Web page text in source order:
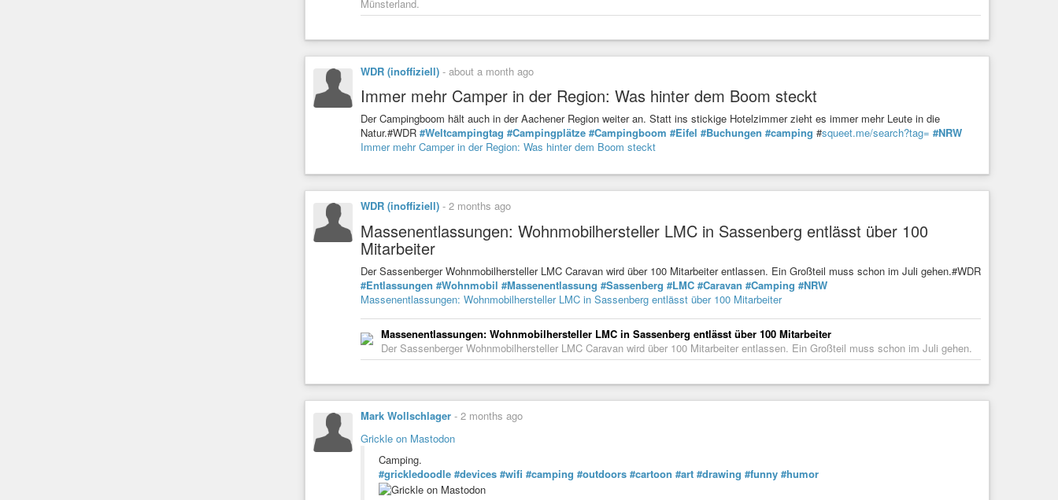
Münsterland.
WDR (inoffiziell) - about a month ago
Immer mehr Camper in der Region: Was hinter dem Boom steckt
Der Campingboom hält auch in der Aachener Region weiter an. Statt ins stickige Hotelzimmer zieht es immer mehr Leute in die
Natur.#WDR #Weltcampingtag #Campingplätze #Campingboom #Eifel #Buchungen #camping #squeet.me/search?tag= #NRW
Immer mehr Camper in der Region: Was hinter dem Boom steckt
WDR (inoffiziell) - 2 months ago
Massenentlassungen: Wohnmobilhersteller LMC in Sassenberg entlässt über 100
Mitarbeiter
Der Sassenberger Wohnmobilhersteller LMC Caravan wird über 100 Mitarbeiter entlassen. Ein Großteil muss schon im Juli gehen.#WDR
#Entlassungen #Wohnmobil #Massenentlassung #Sassenberg #LMC #Caravan #Camping #NRW
Massenentlassungen: Wohnmobilhersteller LMC in Sassenberg entlässt über 100 Mitarbeiter
Massenentlassungen: Wohnmobilhersteller LMC in Sassenberg entlässt über 100 Mitarbeiter
Der Sassenberger Wohnmobilhersteller LMC Caravan wird über 100 Mitarbeiter entlassen. Ein Großteil muss schon im Juli gehen.
Mark Wollschlager - 2 months ago
Grickle on Mastodon
Camping.
#grickledoodle #devices #wifi #camping #outdoors #cartoon #art #drawing #funny #humor